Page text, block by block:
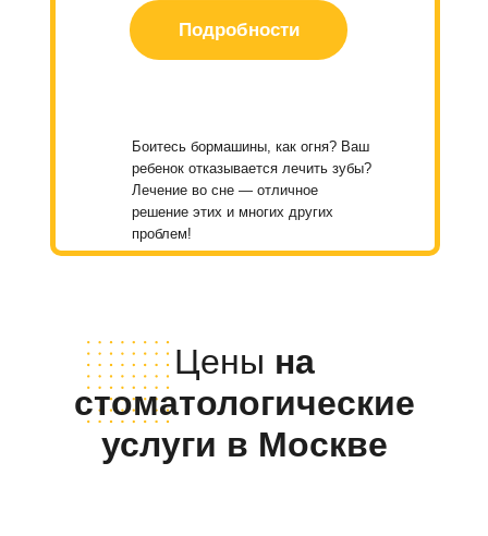
Боитесь бормашины, как огня? Ваш
ребенок отказывается лечить зубы?
Лечение во сне — отличное
решение этих и многих других
проблем!
Подробности
Цены на
стоматологические
услуги в Москве